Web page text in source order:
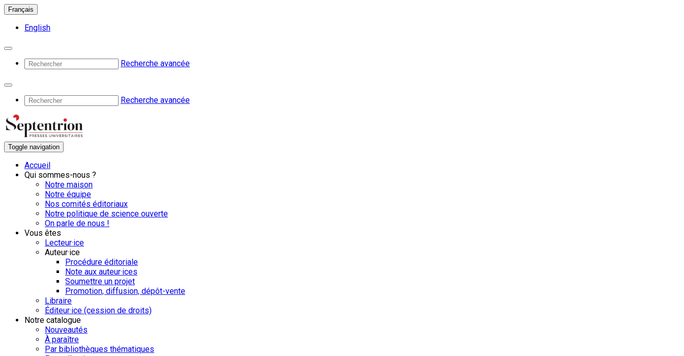
Français
English
Recherche avancée
Recherche avancée
Toggle navigation
Accueil
Qui sommes-nous ?
Notre maison
Notre équipe
Nos comités éditoriaux
Notre politique de science ouverte
On parle de nous !
Vous êtes
Lecteur·ice
Auteur·ice
Procédure éditoriale
Note aux auteur·ices
Soumettre un projet
Promotion, diffusion, dépôt-vente
Libraire
Éditeur·ice (cession de droits)
Notre catalogue
Nouveautés
À paraître
Par bibliothèques thématiques